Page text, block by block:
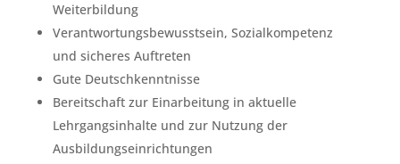
Weiterbildung
Verantwortungsbewusstsein, Sozialkompetenz
und sicheres Auftreten
Gute Deutschkenntnisse
Bereitschaft zur Einarbeitung in aktuelle
Lehrgangsinhalte und zur Nutzung der
Ausbildungseinrichtungen